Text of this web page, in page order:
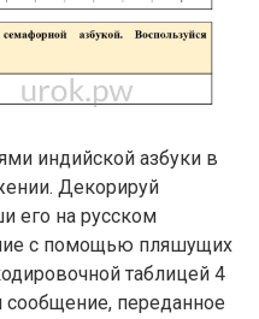
индийской азбуки в
Декорируй
его на русском
с помощью пляшущих
таблицей 4
переданное